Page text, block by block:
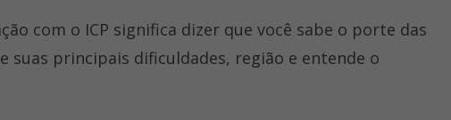
com o ICP significa dizer que você sabe o porte das
suas principais dificuldades, região e entende o